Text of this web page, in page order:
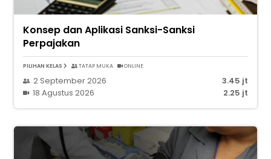
Konsep dan Aplikasi Sanksi-Sanksi
Perpajakan
PILIHAN KELAS TATAP MUKA ONLINE
2 September 2026
3.45 jt
18 Agustus 2026
2.25 jt